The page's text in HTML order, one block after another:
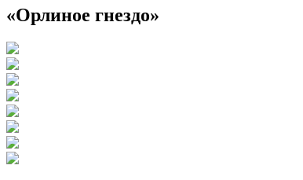
«Орлиное гнездо»